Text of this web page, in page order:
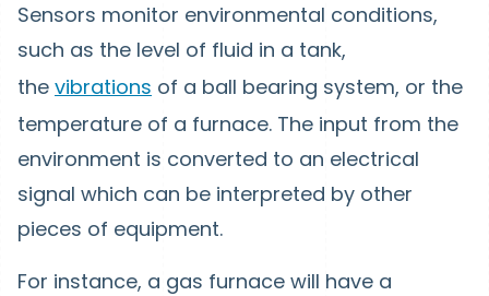
Sensors monitor environmental conditions,
such as the level of fluid in a tank,
the vibrations of a ball bearing system, or the
temperature of a furnace. The input from the
environment is converted to an electrical
signal which can be interpreted by other
pieces of equipment.
For instance, a gas furnace will have a